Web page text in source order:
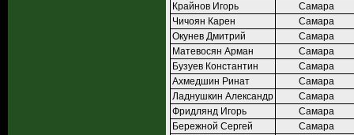
Крайнов Игорь
Самара
Чичоян Карен
Самара
Окунев Дмитрий
Самара
Матевосян Арман
Самара
Бузуев Константин
Самара
Ахмедшин Ринат
Самара
Ладнушкин Александр
Самара
Фридлянд Игорь
Самара
Бережной Сергей
Самара